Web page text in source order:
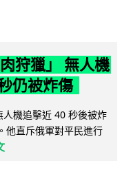
狩獵」 無人機
仍被炸傷
機追擊近 40 秒後被炸
他直斥俄軍對平民進行